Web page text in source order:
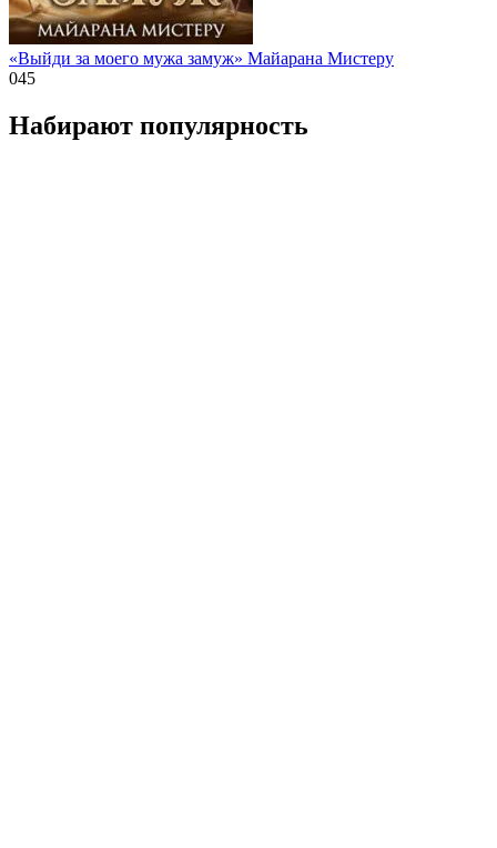
«Выйди за моего мужа замуж» Майарана Мистеру
045
Набирают популярность